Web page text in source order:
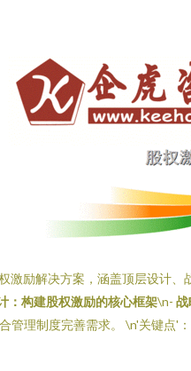
励解决方案，涵盖顶层设计
：构建股权激励的核心框架\n- 战
管理制度完善需求。 \n'关键点'